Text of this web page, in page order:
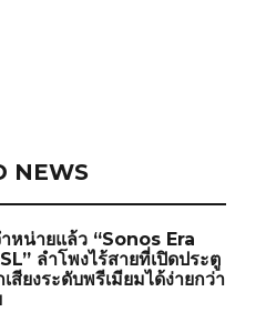
NEWS
ำหน่ายแล้ว “Sonos Era
ลำโพงไร้สายที่เปิดประตู
สียงระดับพรีเมียมได้ง่ายกว่า